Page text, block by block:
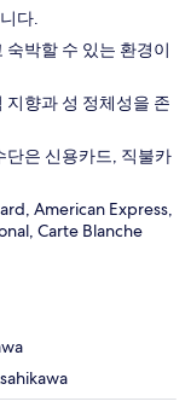
다.
박할 수 있는 환경이
지향과 성 정체성을 존
단은 신용카드, 직불카
American Express,
Carte Blanche